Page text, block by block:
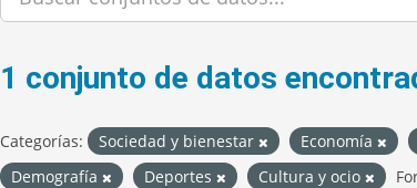
1 conjunto de datos
Categorías: Sociedad y bienestar Economía
Demografía
Deportes Cultura y ocio